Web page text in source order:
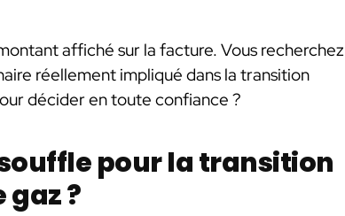
affiché sur la facture. Vous recherchez
réellement impliqué dans la transition
décider en toute confiance ?
pour la transition
?